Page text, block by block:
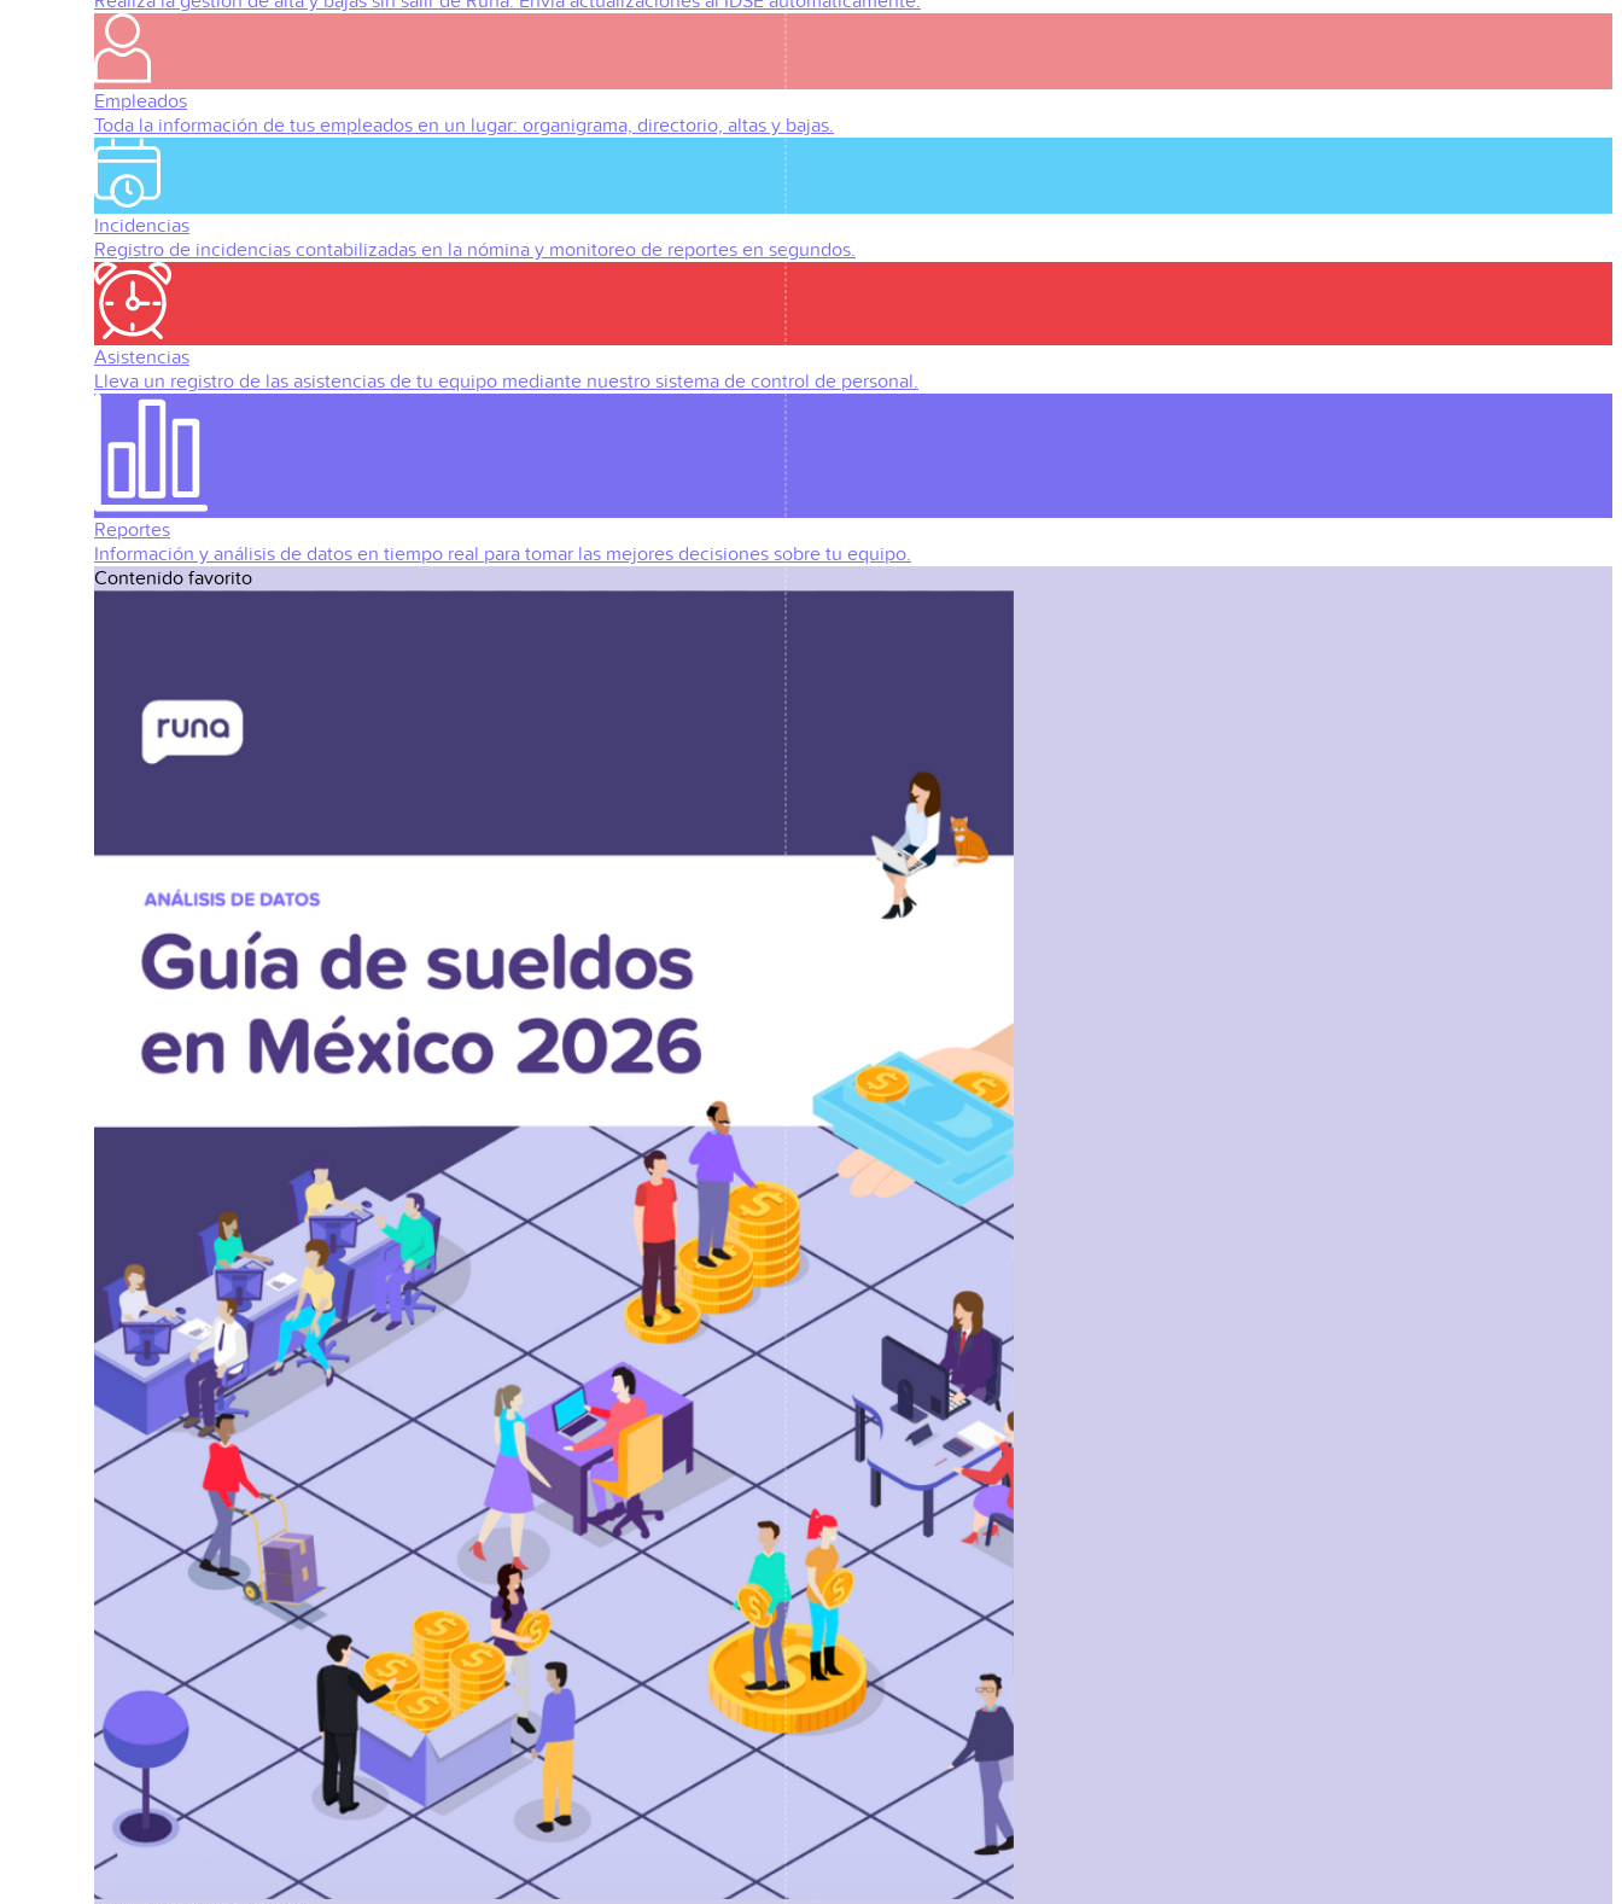
Empleados
Toda la información de tus empleados en un lugar: organigrama, directorio, altas y bajas.
Incidencias
Registro de incidencias contabilizadas en la nómina y monitoreo de reportes en segundos.
Asistencias
Lleva un registro de las asistencias de tu equipo mediante nuestro sistema de control de personal.
Reportes
Información y análisis de datos en tiempo real para tomar las mejores decisiones sobre tu equipo.
Contenido favorito